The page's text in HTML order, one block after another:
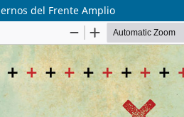
del Frente Amplio